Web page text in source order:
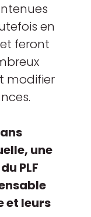
en
feront
modifier
une
PLF
et leurs